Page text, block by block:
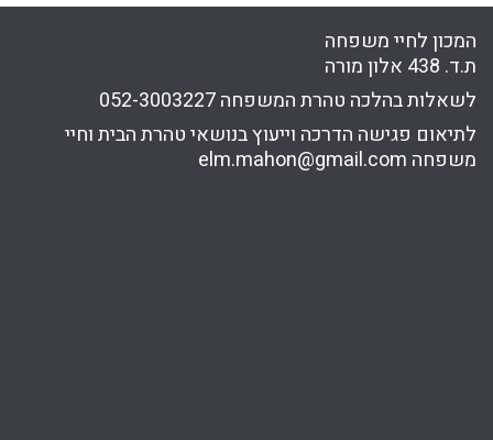
המכון לחיי משפחה
ת.ד. 438 אלון מורה
לשאלות בהלכה טהרת המשפחה052-3003227
לתיאום פגישה הדרכה וייעוץ בנושאי טהרת הבית וחיי
משפחה elm.mahon@gmail.com